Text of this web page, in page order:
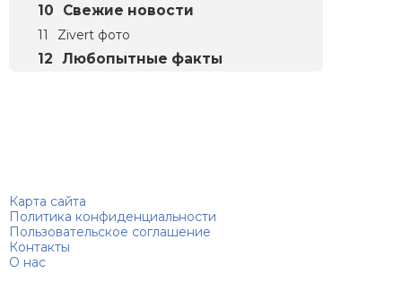
Свежие новости
Zivert фото
Любопытные факты
Карта сайта
Политика конфиденциальности
Пользовательское соглашение
Контакты
О нас